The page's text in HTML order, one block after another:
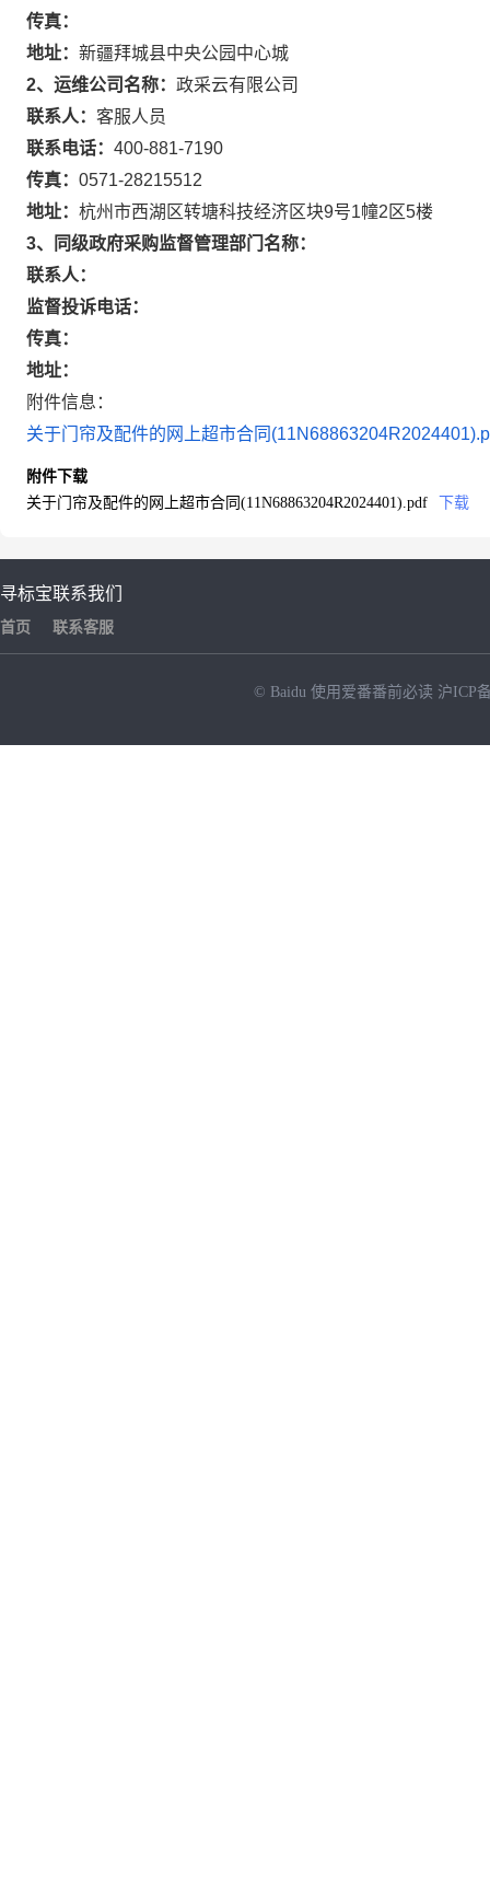
传真：
地址： 新疆拜城县中央公园中心城
2、运维公司名称： 政采云有限公司
联系人： 客服人员
联系电话： 400-881-7190
传真： 0571-28215512
地址： 杭州市西湖区转塘科技经济区块9号1幢2区5楼
3、同级政府采购监督管理部门名称：
联系人：
监督投诉电话：
传真：
地址：
附件信息：
关于门帘及配件的网上超市合同
附件下载
关于门帘及配件的网上超市合同(11N68863204R2024401).pdf
下载
寻标宝
首页
联系我们
联系客服
© Baidu 使用爱番番前必读 沪ICP